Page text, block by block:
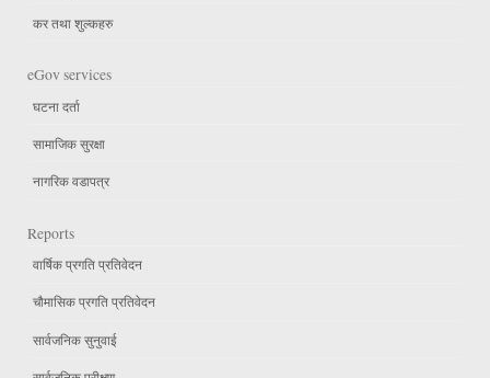
कर तथा शुल्कहरु
eGov services
घटना दर्ता
सामाजिक सुरक्षा
नागरिक वडापत्र
Reports
वार्षिक प्रगति प्रतिवेदन
चौमासिक प्रगति प्रतिवेदन
सार्वजनिक सुनुवाई